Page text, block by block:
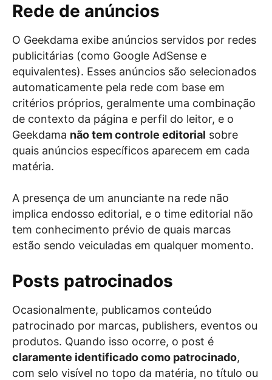
Rede de anúncios
O Geekdama exibe anúncios servidos por redes
publicitárias (como Google AdSense e
equivalentes). Esses anúncios são selecionados
automaticamente pela rede com base em
critérios próprios, geralmente uma combinação
de contexto da página e perfil do leitor, e o
Geekdama não tem controle editorial sobre
quais anúncios específicos aparecem em cada
matéria.
A presença de um anunciante na rede não
implica endosso editorial, e o time editorial não
tem conhecimento prévio de quais marcas
estão sendo veiculadas em qualquer momento.
Posts patrocinados
Ocasionalmente, publicamos conteúdo
patrocinado por marcas, publishers, eventos ou
produtos. Quando isso ocorre, o post é
claramente identificado como patrocinado,
com selo visível no topo da matéria, no título ou